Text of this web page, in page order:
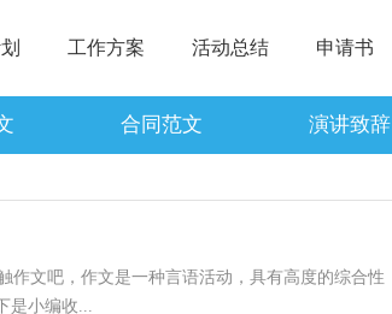
工作方案 活动总结 申请书
合同范文 演讲致辞
文吧，作文是一种言语活动，具有高度的综合性
是小编收...